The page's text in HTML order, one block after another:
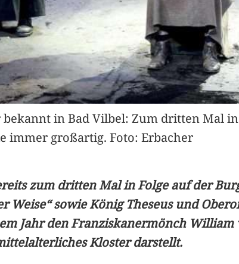
in Bad Vilbel: Zum dritten Mal
immer großartig. Foto: Erbacher
zum dritten Mal in Folge auf der
Weise“ sowie König Theseus und
Jahr den Franziskanermönch William
Kloster darstellt.